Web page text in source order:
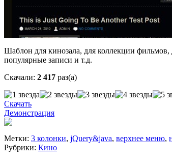
Шаблон для кинозала, для коллекции фильмов,
популярные записи и т.д.
Скачали: 2 417 раз(а)
Скачать
Демонстрация
Метки: 3 колонки, jQuery&java, верхнее меню,
Рубрики: Кино